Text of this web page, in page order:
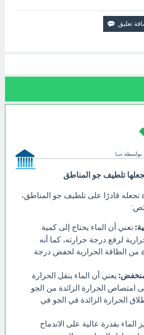
بواسطة صبا
تلطيف جو المناطق
قادرًا على تلطيف جو المناطق،
تعني أن الماء يحتاج إلى كمية
لرفع درجة حرارته، كما أنه
من الطاقة الحرارية لخفض درجة
يعني أن الماء ينقل الحرارة
امتصاص الحرارة الزائدة من الجو
الحرارة الزائدة في الجو في
الماء بقدرة عالية على الاندماج